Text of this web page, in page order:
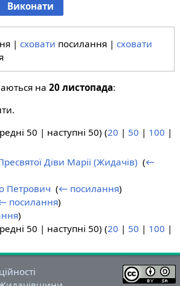
|сховати посилання |сховати
на 20 листопада:
50 | наступні 50) (20 | 50 | 100 |
Діви Марії (Жидачів) ‎(←
Петрович ‎(← посилання)
посилання)
)
50 | наступні 50) (20 | 50 | 100 |